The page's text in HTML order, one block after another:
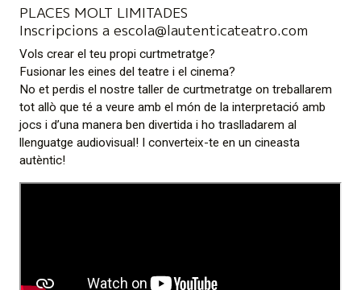
PLACES MOLT LIMITADES
Inscripcions a escola@lautenticateatro.com
Vols crear el teu propi curtmetratge?
Fusionar les eines del teatre i el cinema?
No et perdis el nostre taller de curtmetratge on treballarem
tot allò que té a veure amb el món de la interpretació amb
jocs i d’una manera ben divertida i ho traslladarem al
llenguatge audiovisual! I converteix-te en un cineasta
autèntic!